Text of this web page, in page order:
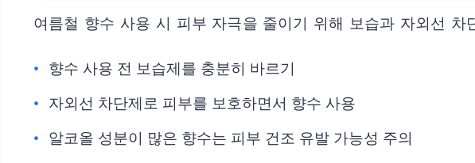
여름철 향수 사용 시 피부 자극을 줄이기 위해 보습과 자외선
향수 사용 전 보습제를 충분히 바르기
자외선 차단제로 피부를 보호하면서 향수 사용
알코올 성분이 많은 향수는 피부 건조 유발 가능성 주의